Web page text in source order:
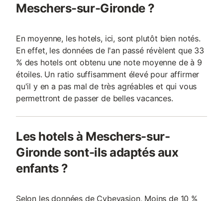
Meschers-sur-Gironde ?
En moyenne, les hotels, ici, sont plutôt bien notés.
En effet, les données de l'an passé révèlent que 33
% des hotels ont obtenu une note moyenne de à 9
étoiles. Un ratio suffisamment élevé pour affirmer
qu'il y en a pas mal de très agréables et qui vous
permettront de passer de belles vacances.
Les hotels à Meschers-sur-
Gironde sont-ils adaptés aux
enfants ?
Selon les données de Cybevasion, Moins de 10 %